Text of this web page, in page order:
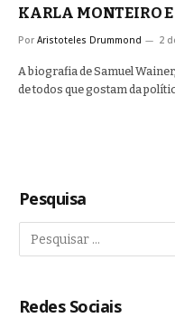
KARLA MONTEIRO
Por Aristoteles Drummond 2
A biografia de Samuel
de todos que gostam da
Pesquisa
Redes Sociais